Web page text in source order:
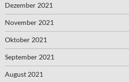
Dezember 2021
November 2021
Oktober 2021
September 2021
August 2021